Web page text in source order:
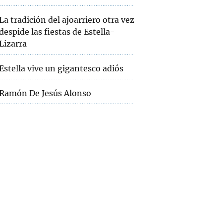
tradición del ajoarriero otra vez
las fiestas de Estella-
vive un gigantesco adiós
De Jesús Alonso